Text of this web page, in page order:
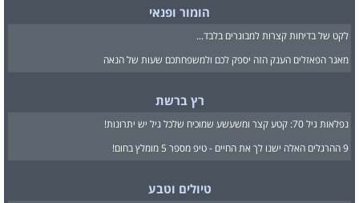
הומור ופנאי
לקט של בדיחות קצרות למבוגרים בלבד...
מאגר הפאזלים הענק הזה יספק לכם ולמשפחתכם שעות של הנאה
רץ ברשת
נפלאות גיל 70: קטע קצר ומשעשע שמוכיח שלכל גיל יש יתרונות!
9 ההרגלים האלה ישנו לך את החיים - טיפ מספר 5 מומלץ בחום!
טיולים וטבע